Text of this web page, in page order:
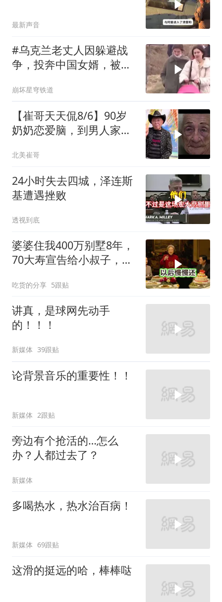
最新声音
#乌克兰老丈人因躲避战
争，投奔中国女婿，被眼
崩坏星穹铁道
【崔哥天天侃8/6】90岁
奶奶恋爱脑，到男人家索
北美崔哥
24小时失去四城，泽连斯
基遭遇挫败
透视到底
婆婆住我400万别墅8年，
70大寿宣告给小叔子，
吃货的分享 5跟贴
讲真，是球网先动手
的！！！
新媒体 39跟贴
论背景音乐的重要性！！
新媒体 2跟贴
旁边有个抢活的…怎么
办？人都过去了？
新媒体
多喝热水，热水治百病！
新媒体 69跟贴
这滑的挺远的哈，棒棒哒